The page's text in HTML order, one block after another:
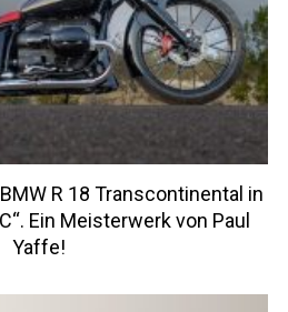
R 18 Transcontinental in
Ein Meisterwerk von Paul
Yaffe!